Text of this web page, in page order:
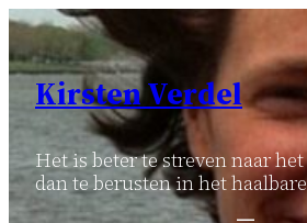
Ga
naar
inhoud
Kirsten Verdel
Het is beter te streven naar
dan te berusten in het haalbare